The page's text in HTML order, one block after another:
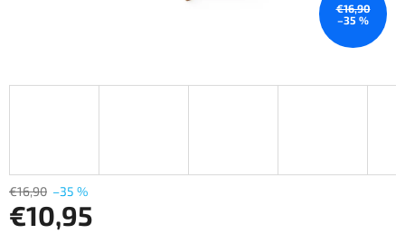
€16,90
–35 %
€16,90 –35 %
€10,95